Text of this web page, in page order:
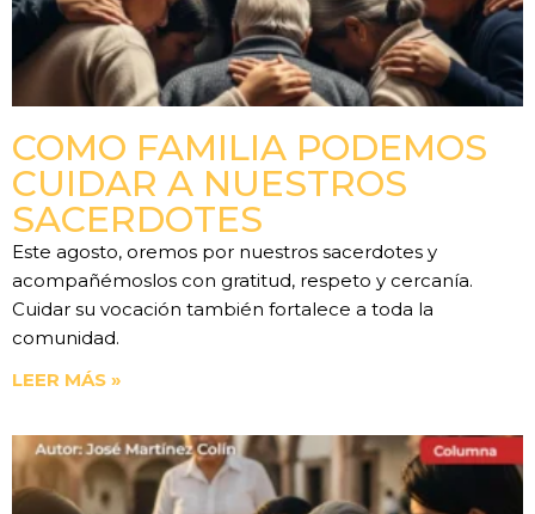
COMO FAMILIA PODEMOS
CUIDAR A NUESTROS
SACERDOTES
Este agosto, oremos por nuestros sacerdotes y
acompañémoslos con gratitud, respeto y cercanía.
Cuidar su vocación también fortalece a toda la
comunidad.
LEER MÁS »